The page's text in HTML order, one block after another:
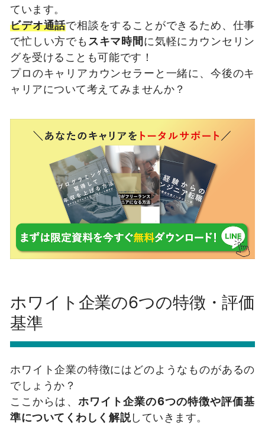
ています。
ビデオ通話で相談をすることができるため、仕事
で忙しい方でも スキマ時間に気軽にカウンセリン
グを受けることも可能です！
プロのキャリアカウンセラーと一緒に、今後のキ
ャリアについて考えてみませんか？
ホワイト企業の6つの特徴・評価
基準
ホワイト企業の特徴にはどのようなものがあるの
でしょうか？
ここからは、 ホワイト企業の6つの特徴や評価基
準についてくわしく解説していきます。